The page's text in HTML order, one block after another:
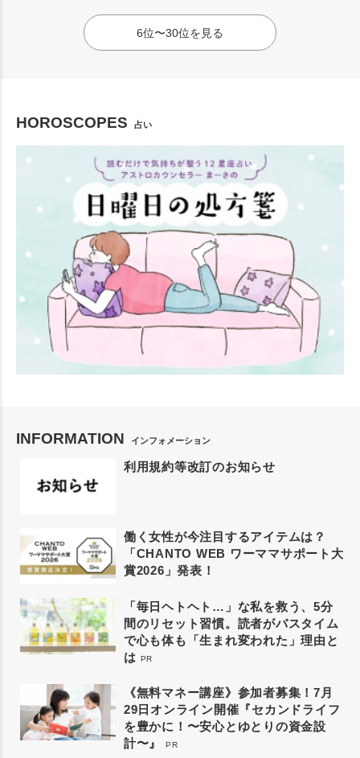
6位〜30位を見る
HOROSCOPES 占い
INFORMATION インフォメーション
利用規約等改訂のお知らせ
働く女性が今注目するアイテムは？
「CHANTO WEB ワーママサポート大
賞2026」発表！
「毎日ヘトヘト…」な私を救う、5分
間のリセット習慣。読者がバスタイム
で心も体も「生まれ変われた」理由と
は PR
《無料マネー講座》参加者募集！7月
29日オンライン開催『セカンドライフ
を豊かに！〜安心とゆとりの資金設
計〜』
PR